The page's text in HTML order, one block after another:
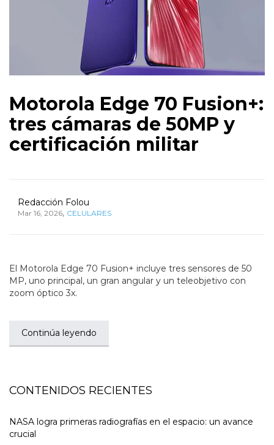
Motorola Edge 70 Fusion+:
tres cámaras de 50MP y
certificación militar
Redacción Folou
Mar 16, 2026, CELULARES
El Motorola Edge 70 Fusion+ incluye tres sensores de 50
MP, uno principal, un gran angular y un teleobjetivo con
zoom óptico 3x.
Continúa leyendo
CONTENIDOS RECIENTES
NASA logra primeras radiografías en el espacio: un avance
crucial